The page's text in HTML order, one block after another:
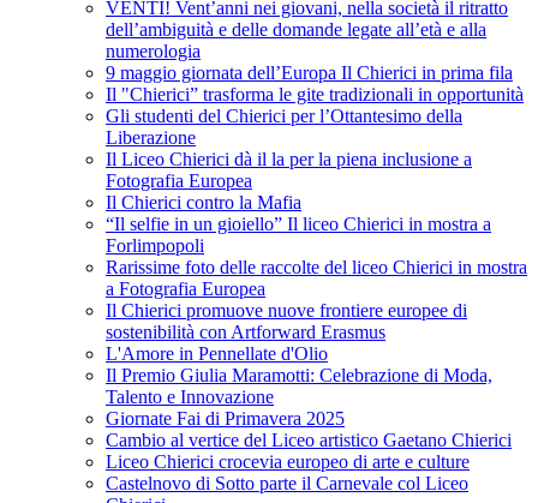
VENTI! Vent’anni nei giovani, nella società il ritratto
dell’ambiguità e delle domande legate all’età e alla
numerologia
9 maggio giornata dell’Europa Il Chierici in prima fila
Il "Chierici” trasforma le gite tradizionali in opportunità
Gli studenti del Chierici per l’Ottantesimo della
Liberazione
Il Liceo Chierici dà il la per la piena inclusione a
Fotografia Europea
Il Chierici contro la Mafia
“Il selfie in un gioiello” Il liceo Chierici in mostra a
Forlimpopoli
Rarissime foto delle raccolte del liceo Chierici in mostra
a Fotografia Europea
Il Chierici promuove nuove frontiere europee di
sostenibilità con Artforward Erasmus
L'Amore in Pennellate d'Olio
Il Premio Giulia Maramotti: Celebrazione di Moda,
Talento e Innovazione
Giornate Fai di Primavera 2025
Cambio al vertice del Liceo artistico Gaetano Chierici
Liceo Chierici crocevia europeo di arte e culture
Castelnovo di Sotto parte il Carnevale col Liceo